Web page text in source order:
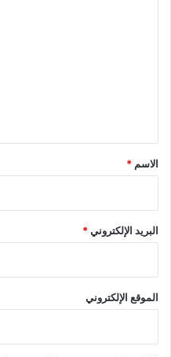
*
الاسم *
البريد الإلكتروني*
الموقع الإلكتروني